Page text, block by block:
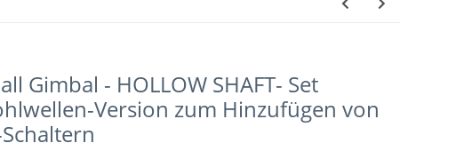
Gimbal - HOLLOW SHAFT- Set
Version zum Hinzufügen von